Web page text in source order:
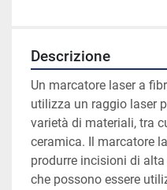
Descrizione
Un marcatore laser a
utilizza un raggio laser
varietà di materiali, tra
ceramica. Il marcatore
produrre incisioni di
che possono essere